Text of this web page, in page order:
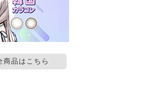
商品はこちら